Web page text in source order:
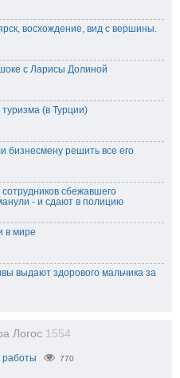
восхождение, вид с вершины.
с Ларисы Долиной
(в Турции)
решить все его
сбежавшего
- и сдают в полицию
в мире
выдают здорового мальчика за
Логос 1554
работы 770